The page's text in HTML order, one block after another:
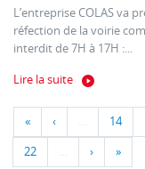
L’entreprise COLAS va
réfection de la voirie
interdit de 7H à 17H :...
Lire la suite
« ‹ … 14
22 … › »